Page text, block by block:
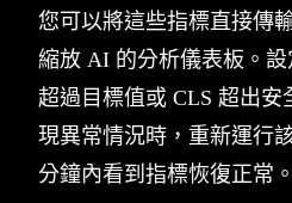
您可以將這些指標直接傳
縮放 AI 的分析儀表板。設
超過目標值或 CLS 超出安
現異常情況時，重新運行
分鐘內看到指標恢復正常